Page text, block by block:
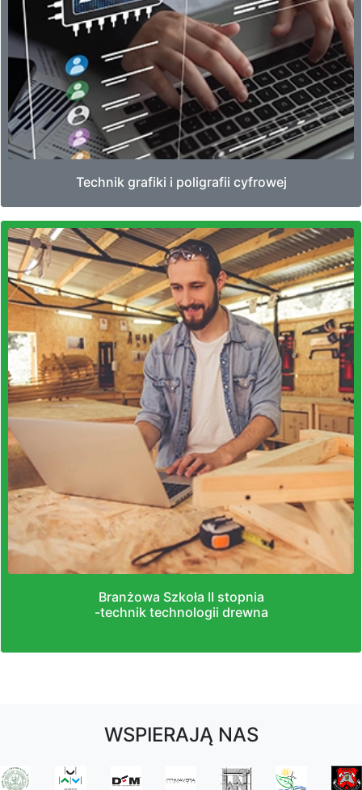
Technik grafiki i poligrafii cyfrowej
Branżowa Szkoła II stopnia
-technik technologii drewna
WSPIERAJĄ NAS